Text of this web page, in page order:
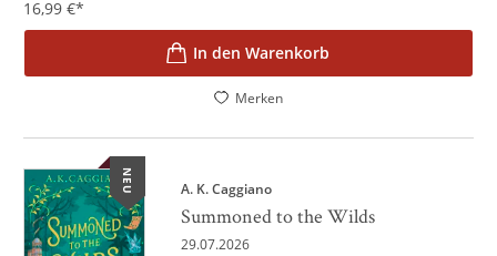
16,99 €*
In den Warenkorb
Merken
NEU A. K. Caggiano
Summoned to the Wilds
29.07.2026